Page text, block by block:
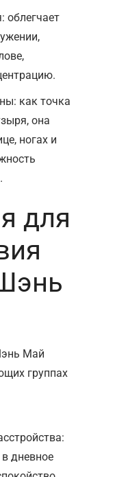
облегчает
как точка
она
ногах и
для
Май
группах
дневное